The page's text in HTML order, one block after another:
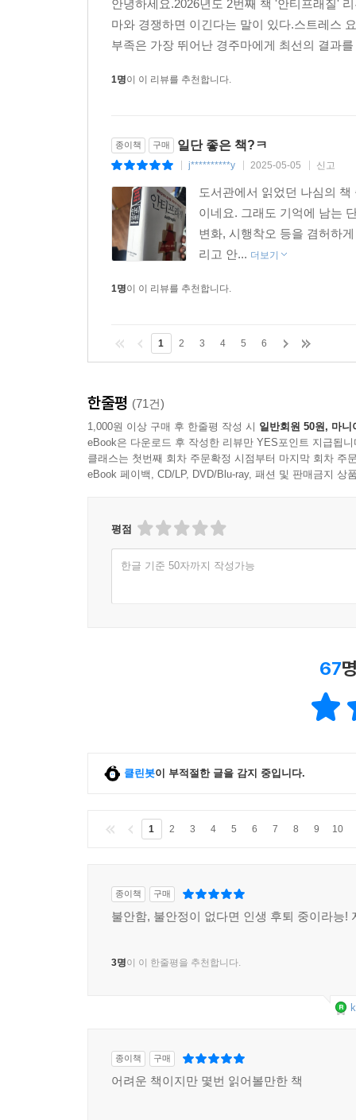
전반적인 영역에서 변화와 충격에 부딪힐 때
문화계에서 권력을 쥔 사람들이 사회 전체에 프
시스템을 안티프래질하게 만들 수 있는 독창적
해준다.
이 노련한 사상가로부터 배울 것이 무궁무진하
있는 최선의 방법이다. -「네이처」
불확실성, 무작위성, 시행착오를 왜 수용해야
것이다. -「뉴스위크」
어마어마하고 전방위적인 책! -「뉴욕타임스」
야심만만하고 생각을 자극하는 굉장히 즐거운 책
진실하다. 이것만으로도 우리가 세상을 바라보는
이 시대의 사고방식을 바꾸어놓았다. -「타임스」(
살아남고자 하는 사람은 누구나 가슴에 깊이 새겨
그의 글은 한편으로는 장난기 많고 겸손하며, 다
-「포브스」
‘안티프래질’은 단순한 경제 논리나 정치적 기조
안녕하세요.2026년도 2번째 책 '안티프래질'
마와 경쟁하면 이긴다는 말이 있다.스트레스
부족은 가장 뛰어난 경주마에게 최선의 결과
1명이 이 리뷰를 추천합니다.
종이책 구매 일단 좋은 책?ㅋ
j**********y 2025-05-05 신고
도서관에서 읽었던 나심의
이네요. 그래도 기억에 남는
변화, 시행착오 등을 겸허하
리고 안... 더보기
1명이 이 리뷰를 추천합니다.
1 2 3 4 5 6
한줄평 (71건)
1,000원 이상 구매 후 한줄평 작성 시 일반회원 50원, 마니
eBook은 다운로드 후 작성한 리뷰만 YES포인트 지급됩니
클래스는 첫번째 회차 주문확정 시점부터 마지막 회차 주
eBook 페이백, CD/LP, DVD/Blu-ray, 패션 및 판매금지 상
평점
한글 기준 50자까지 작성가능
67
클린봇이 부적절한 글을 감지 중입니다.
1 2 3 4 5 6 7 8 9 10
종이책 구매
불안함, 불안정이 없다면 인생 후퇴 중이라능!
3명이 이 한줄평을 추천합니다.
종이책 구매
어려운 책이지만 몇번 읽어볼만한 책